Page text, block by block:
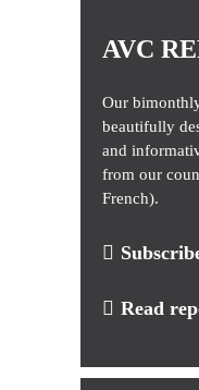
AVC
Our
beautifully
and
from our
French).
Read